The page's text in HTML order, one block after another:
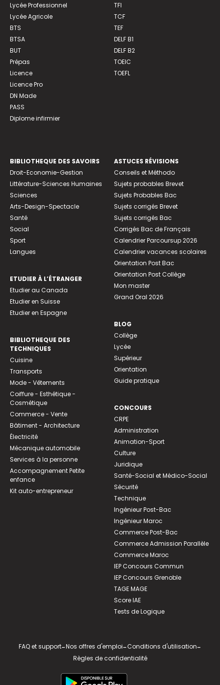
Lycée Professionnel
Lycée Agricole
BTS
BTSA
BUT
Prépas
Licence
Licence Pro
DN Made
PASS
Diplome infirmier
TFI
TCF
TEF
DELF B1
DELF B2
TOEIC
TOEFL
BIBLIOTHEQUE DES SAVOIRS
Droit-Economie-Gestion
Littérature-Sciences Humaines
Sciences
Arts-Design-Spectacle
Santé
Social
Sport
Langues
ETUDIER À L’ÉTRANGER
Etudier au Canada
Etudier en Suisse
Etudier en Espagne
BIBLIOTHEQUE DES
TECHNIQUES
Cuisine
Transports
Mode - Vêtements
Coiffure - Esthétique -
Cosmétique
Commerce - Vente
Bâtiment - Architecture
Électricité
Mécanique automobile
Services à la personne
Accompagnement Petite
enfance
Kit auto-entrepreneur
ASTUCES RÉVISIONS
Conseils et Méthodo
Sujets probables Brevet
Sujets Probables Bac
Sujets corrigés Brevet
Sujets corrigés Bac
Corrigés Bac de Français
Calendrier Parcoursup 2026
Calendrier vacances scolaires
Orientation Post Bac
Orientation Post Collège
Mon master
Grand Oral 2026
BLOG
Collège
Lycée
Supérieur
Orientation
Guide pratique
CONCOURS
CRPE
Administration
Animation-Sport
Culture
Juridique
Santé-Social et Médico-Social
Sécurité
Technique
Ingénieur Post-Bac
Ingénieur Maroc
Commerce Post-Bac
Commerce Admission Parallèle
Commerce Maroc
IEP Concours Commun
IEP Concours Grenoble
TAGE MAGE
Score IAE
Tests de Logique
FAQ et support-Nos offres d'emploi-Conditions d'utilisation-
Règles de confidentialité